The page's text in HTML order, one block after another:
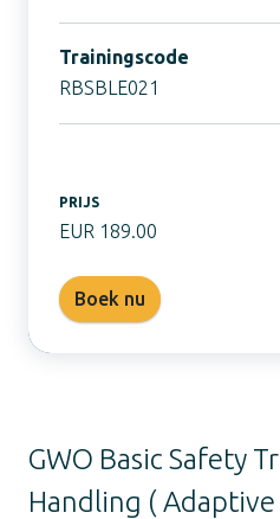
Trainingscode
RBSBLE021
PRIJS
EUR 189.00
Boek nu
GWO Basic Safety
Handling (